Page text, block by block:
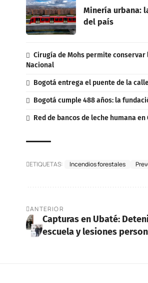
Minería urbana:
del país
Cirugía de Mohs permite
Nacional
Bogotá entrega el puente de la
Bogotá cumple 488 años: la
Red de bancos de leche humana
ETIQUETAS: Incendios forestales
ANTERIOR
Capturas en Ubaté:
escuela y lesiones